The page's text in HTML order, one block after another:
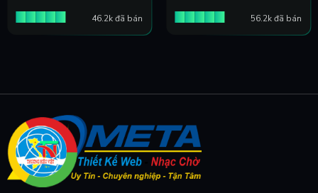
46.2k đã bán 56.2k đã bán